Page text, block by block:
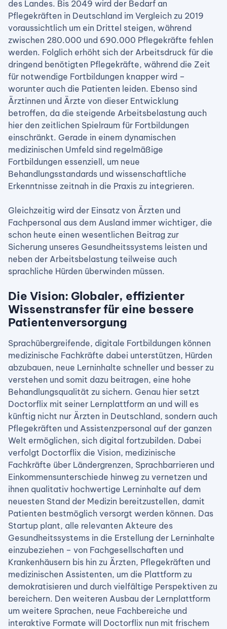
des Landes. Bis 2049 wird der Bedarf an
Pflegekräften in Deutschland im Vergleich zu 2019
voraussichtlich um ein Drittel steigen, während
zwischen 280.000 und 690.000 Pflegekräfte fehlen
werden. Folglich erhöht sich der Arbeitsdruck für die
dringend benötigten Pflegekräfte, während die Zeit
für notwendige Fortbildungen knapper wird –
worunter auch die Patienten leiden. Ebenso sind
Ärztinnen und Ärzte von dieser Entwicklung
betroffen, da die steigende Arbeitsbelastung auch
hier den zeitlichen Spielraum für Fortbildungen
einschränkt. Gerade in einem dynamischen
medizinischen Umfeld sind regelmäßige
Fortbildungen essenziell, um neue
Behandlungsstandards und wissenschaftliche
Erkenntnisse zeitnah in die Praxis zu integrieren.
Gleichzeitig wird der Einsatz von Ärzten und
Fachpersonal aus dem Ausland immer wichtiger, die
schon heute einen wesentlichen Beitrag zur
Sicherung unseres Gesundheitssystems leisten und
neben der Arbeitsbelastung teilweise auch
sprachliche Hürden überwinden müssen.
Die Vision: Globaler, effizienter
Wissenstransfer für eine bessere
Patientenversorgung
Sprachübergreifende, digitale Fortbildungen können
medizinische Fachkräfte dabei unterstützen, Hürden
abzubauen, neue Lerninhalte schneller und besser zu
verstehen und somit dazu beitragen, eine hohe
Behandlungsqualität zu sichern. Genau hier setzt
Doctorflix mit seiner Lernplattform an und will es
künftig nicht nur Ärzten in Deutschland, sondern auch
Pflegekräften und Assistenzpersonal auf der ganzen
Welt ermöglichen, sich digital fortzubilden. Dabei
verfolgt Doctorflix die Vision, medizinische
Fachkräfte über Ländergrenzen, Sprachbarrieren und
Einkommensunterschiede hinweg zu vernetzen und
ihnen qualitativ hochwertige Lerninhalte auf dem
neuesten Stand der Medizin bereitzustellen, damit
Patienten bestmöglich versorgt werden können. Das
Startup plant, alle relevanten Akteure des
Gesundheitssystems in die Erstellung der Lerninhalte
einzubeziehen – von Fachgesellschaften und
Krankenhäusern bis hin zu Ärzten, Pflegekräften und
medizinischen Assistenten, um die Plattform zu
demokratisieren und durch vielfältige Perspektiven zu
bereichern. Den weiteren Ausbau der Lernplattform
um weitere Sprachen, neue Fachbereiche und
interaktive Formate will Doctorflix nun mit frischem